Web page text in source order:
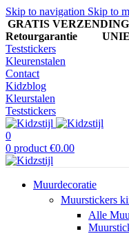
Skip to navigation Skip to
GRATIS
Retourgarantie
Teststickers
Kleurenstalen
Contact
Kidzblog
Kleurstalen
Teststickers
0
0 product €0.00
Muurdecoratie
Muurstickers
Alle